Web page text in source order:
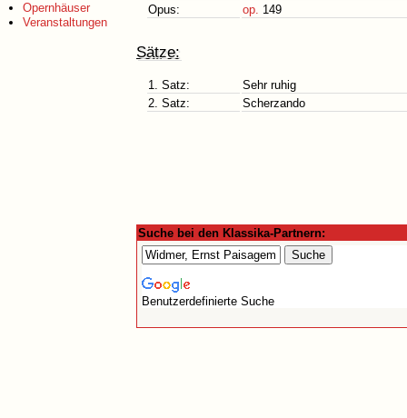
Opernhäuser
Veranstaltungen
Opus:
op. 149
Sätze:
1. Satz:
Sehr ruhig
2. Satz:
Scherzando
Suche bei den Klassika-Partnern:
Benutzerdefinierte Suche